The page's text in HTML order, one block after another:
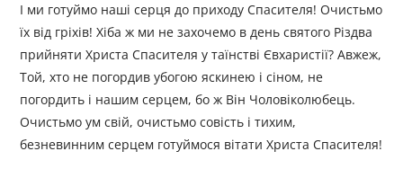
І ми готуймо наші серця до приходу Спасителя! Очистьмо
їх від гріхів! Хіба ж ми не захочемо в день святого Різдва
прийняти Христа Спасителя у таїнстві Євхаристії? Авжеж,
Той, хто не погордив убогою яскинею і сіном, не
погордить і нашим серцем, бо ж Він Чоловіколюбець.
Очистьмо ум свій, очистьмо совість і тихим,
безневинним серцем готуймося вітати Христа Спасителя!